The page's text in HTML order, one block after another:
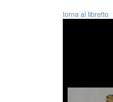
torna al libretto